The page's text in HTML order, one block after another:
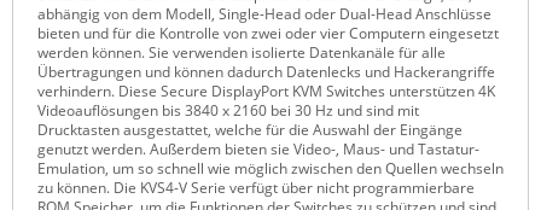
Siretta
SIRIO Antenne
Sunbird
Tactical Software
TEKTELIC
abhängig von dem Modell, Single-Head oder Dual-Head Anschlüsse
bieten und für die Kontrolle von zwei oder vier Computern eingesetzt
werden können. Sie verwenden isolierte Datenkanäle für alle
Übertragungen und können dadurch Datenlecks und Hackerangriffe
verhindern. Diese Secure DisplayPort KVM Switches unterstützen 4K
Videoauflösungen bis 3840 x 2160 bei 30 Hz und sind mit
Drucktasten ausgestattet, welche für die Auswahl der Eingänge
genutzt werden. Außerdem bieten sie Video-, Maus- und Tastatur-
Emulation, um so schnell wie möglich zwischen den Quellen wechseln
zu können. Die KVS4-V Serie verfügt über nicht programmierbare